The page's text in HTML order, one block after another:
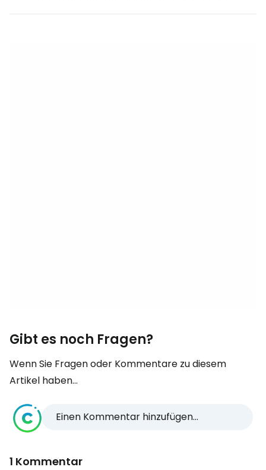
Gibt es noch Fragen?
Wenn Sie Fragen oder Kommentare zu diesem
Artikel haben...
Einen Kommentar hinzufügen...
1 Kommentar